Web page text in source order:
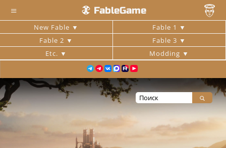
≡ FableGame
New Fable
Fable 1
Fable 2
Fable 3
Etc.
Modding